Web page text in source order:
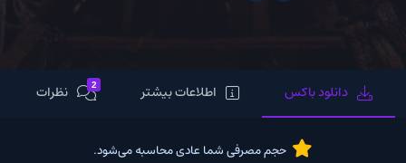
دانلود باکس اطلاعات بیشتر 2 نظرات
حجم مصرفی شما عادی محاسبه می‌شود.